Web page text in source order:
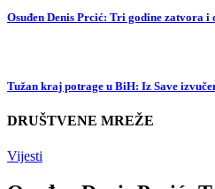
Osuđen Denis Prcić: Tri godine zatvora i
Tužan kraj potrage u BiH: Iz Save
DRUŠTVENE MREŽE
Vijesti